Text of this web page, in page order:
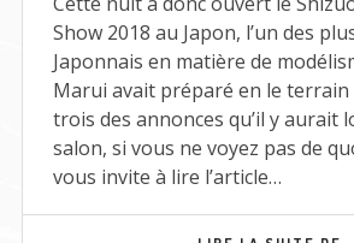
Show 2018 au Japon, l’un des
Japonnais en matière de
Marui avait préparé en le
trois des annonces qu’il y aurait
salon, si vous ne voyez pas de
vous invite à lire l’article…